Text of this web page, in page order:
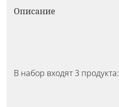
Описание
В набор входят 3 продукта: